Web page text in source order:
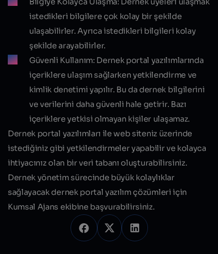
istedikleri bilgilere çok kolay bir şekilde
ulaşabilirler. Ayrıca istedikleri bilgileri kolay
şekilde arayabilirler.
Güvenli Kullanım: Dernek portal yazılımlarında
içeriklere ulaşım sağlarken yetkilendirme ve
kimlik denetimi yapılır. Bu da dernek bilgilerini
ve verilerini daha güvenli hale getirir. Bazı
içeriklere yetkisi olmayan kişiler ulaşamaz.
Dernek portal yazılımları ile web siteniz üzerinde
istediğiniz gibi yetkilendirmeler yapabilir ve kolayca
ihtiyacınız olan birveri tabanı oluşturabilirsiniz.
Dernek yönetim sürecinde büyük kolaylıklar
sağlayacak dernek portal yazılım çözümleri için
Kumsal Ajans ekibine başvurabilirsiniz.